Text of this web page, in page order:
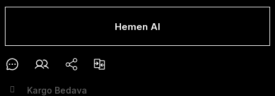
Hemen Al
Kargo Bedava